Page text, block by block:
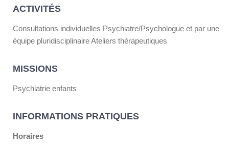
ACTIVITÉS
Consultations individuelles Psychiatre/Psychologue et par une
équipe pluridisciplinaire Ateliers thérapeutiques
MISSIONS
Psychiatrie enfants
INFORMATIONS PRATIQUES
Horaires